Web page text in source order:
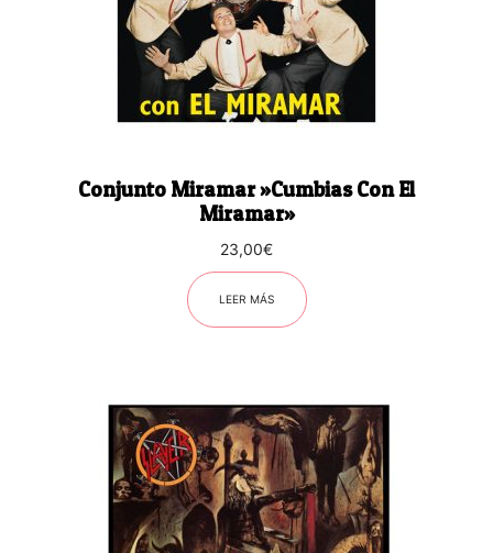
Conjunto Miramar ‎»Cumbias Con El
Miramar»
23,00€
LEER MÁS